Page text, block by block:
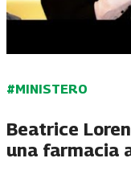
#MINISTERO
Beatrice
una farmacia